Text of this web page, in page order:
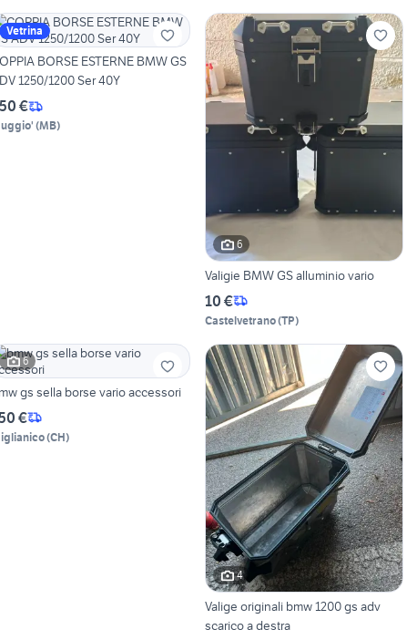
Vetrina
BORSE ESTERNE BMW GS
1250/1200 Ser 40Y
€
(MB)
6
Valigie BMW GS alluminio vario
10 €
Castelvetrano(TP)
6
gs sella borse vario accessori
€
(CH)
4
Valige originali bmw 1200 gs adv
scarico a destra